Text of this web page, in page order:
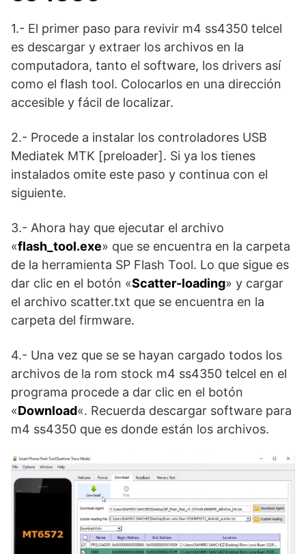
1.- El primer paso para revivir m4 ss4350 telcel
es descargar y extraer los archivos en la
computadora, tanto el software, los drivers así
como el flash tool. Colocarlos en una dirección
accesible y fácil de localizar.
2.- Procede a instalar los controladores USB
Mediatek MTK [preloader]. Si ya los tienes
instalados omite este paso y continua con el
siguiente.
3.- Ahora hay que ejecutar el archivo
«flash_tool.exe» que se encuentra en la carpeta
de la herramienta SP Flash Tool. Lo que sigue es
dar clic en el botón «Scatter-loading» y cargar
el archivo scatter.txt que se encuentra en la
carpeta del firmware.
4.- Una vez que se se hayan cargado todos los
archivos de la rom stock m4 ss4350 telcel en el
programa procede a dar clic en el botón
«Download«. Recuerda descargar software para
m4 ss4350 que es donde están los archivos.